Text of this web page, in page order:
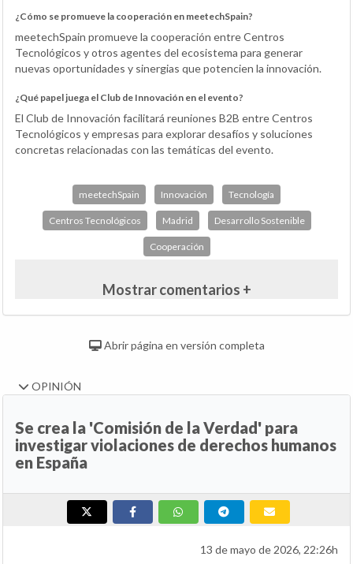
¿Cómo se promueve la cooperación en meetechSpain?
meetechSpain promueve la cooperación entre Centros
Tecnológicos y otros agentes del ecosistema para generar
nuevas oportunidades y sinergias que potencien la innovación.
¿Qué papel juega el Club de Innovación en el evento?
El Club de Innovación facilitará reuniones B2B entre Centros
Tecnológicos y empresas para explorar desafíos y soluciones
concretas relacionadas con las temáticas del evento.
meetechSpain Innovación Tecnología
Centros Tecnológicos Madrid Desarrollo Sostenible
Cooperación
Mostrar comentarios +
Abrir página en versión completa
OPINIÓN
Se crea la 'Comisión de la Verdad' para
investigar violaciones de derechos humanos
en España
13 de mayo de 2026, 22:26h